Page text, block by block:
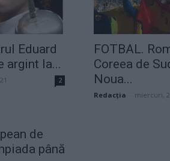
Eduard
argint la...
2
FOTBAL.
Coreea de
Noua...
Redacţia miercuri,
de
până